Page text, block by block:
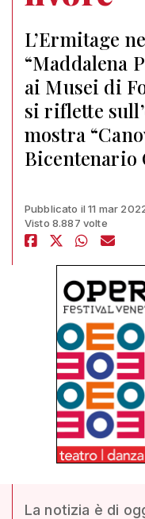
L’Ermitage
“Maddalena
ai Musei di
si riflette
mostra
Bicentenario
Pubblicato il 11 mar
Visto 8.887 volte
La notizia è di